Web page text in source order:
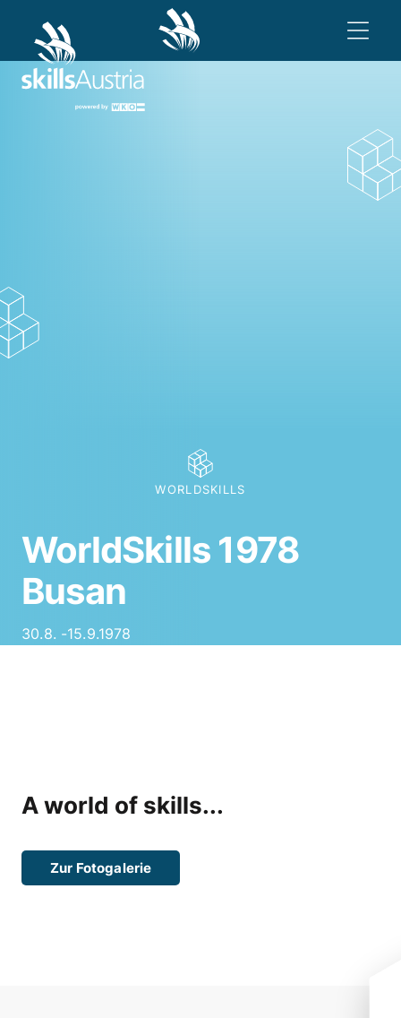
WORLDSKILLS
WorldSkills 1978
Busan
30.8. -15.9.1978
A world of skills...
Zur Fotogalerie